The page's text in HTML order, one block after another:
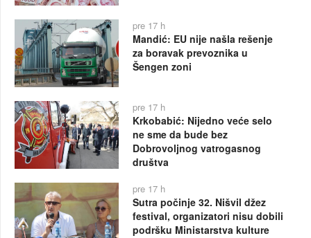
pre 17 h
Mandić: EU nije našla rešenje
za boravak prevoznika u
Šengen zoni
pre 17 h
Krkobabić: Nijedno veće selo
ne sme da bude bez
Dobrovoljnog vatrogasnog
društva
pre 17 h
Sutra počinje 32. Nišvil džez
festival, organizatori nisu dobili
podršku Ministarstva kulture